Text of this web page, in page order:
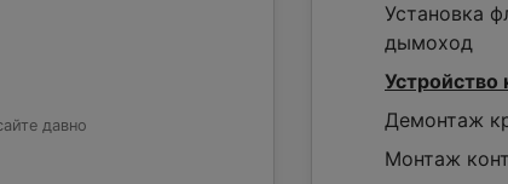
давно
Установка
дымоход
Демонтаж
Монтаж